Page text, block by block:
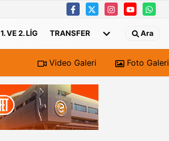
1. VE 2. LIG TRANSFER Ara
Video Galeri Foto Galeri